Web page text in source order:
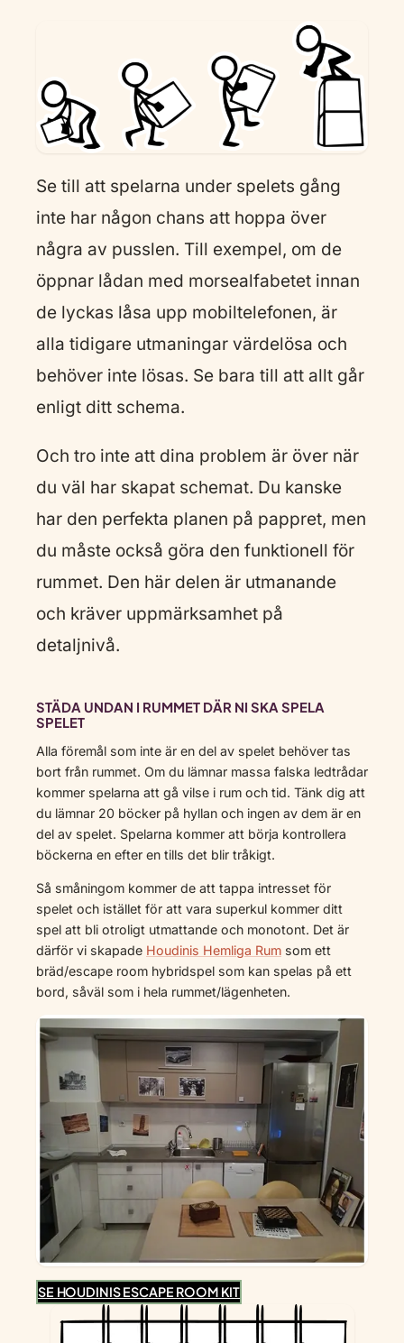
Se till att spelarna under spelets gång
inte har någon chans att hoppa över
några av pusslen. Till exempel, om de
öppnar lådan med morsealfabetet innan
de lyckas låsa upp mobiltelefonen, är
alla tidigare utmaningar värdelösa och
behöver inte lösas. Se bara till att allt går
enligt ditt schema.
Och tro inte att dina problem är över när
du väl har skapat schemat. Du kanske
har den perfekta planen på pappret, men
du måste också göra den funktionell för
rummet. Den här delen är utmanande
och kräver uppmärksamhet på
detaljnivå.
STÄDA UNDAN I RUMMET DÄR NI SKA SPELA
SPELET
Alla föremål som inte är en del av spelet behöver tas
bort från rummet. Om du lämnar massa falska ledtrådar
kommer spelarna att gå vilse i rum och tid. Tänk dig att
du lämnar 20 böcker på hyllan och ingen av dem är en
del av spelet. Spelarna kommer att börja kontrollera
böckerna en efter en tills det blir tråkigt.
Så småningom kommer de att tappa intresset för
spelet och istället för att vara superkul kommer ditt
spel att bli otroligt utmattande och monotont. Det är
därför vi skapade Houdinis Hemliga Rum som ett
bräd/escape room hybridspel som kan spelas på ett
bord, såväl som i hela rummet/lägenheten.
SE HOUDINIS ESCAPE ROOM KIT